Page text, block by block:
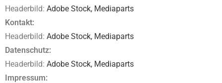
Headerbild: Adobe Stock, Mediaparts
Kontakt:
Headerbild: Adobe Stock, Mediaparts
Datenschutz:
Headerbild: Adobe Stock, Mediaparts
Impressum: